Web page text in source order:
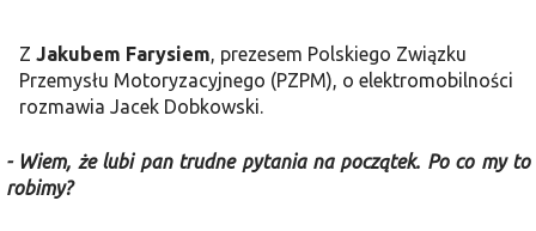
ZJakubem Farysiem, prezesem Polskiego Związku
Przemysłu Motoryzacyjnego (PZPM), o elektromobilności
rozmawia Jacek Dobkowski.
- Wiem, że lubi pan trudne pytania na początek. Po co my to
robimy?